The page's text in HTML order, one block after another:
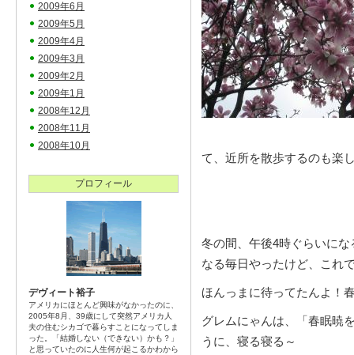
て、近所を散歩するのも楽
冬の間、午後4時ぐらいに
なる毎日やったけど、これ
ほんっまに待ってたんよ！
グレムにゃんは、「春眠暁
うに、寝る寝る～
2009年6月
2009年5月
2009年4月
2009年3月
2009年2月
2009年1月
2008年12月
2008年11月
2008年10月
プロフィール
デヴィート裕子
アメリカにほとんど興味がなかったのに、
2005年8月、39歳にして突然アメリカ人
夫の住むシカゴで暮らすことになってしま
った。「結婚しない（できない）かも？」
と思っていたのに人生何が起こるかわから